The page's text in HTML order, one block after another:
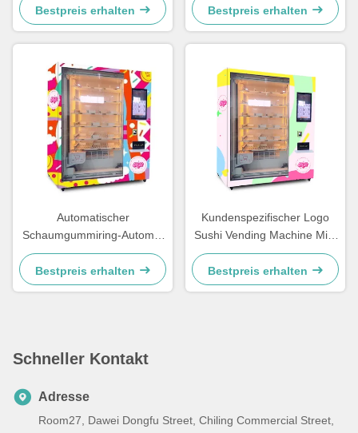
Kühlschrank
Bestpreis erhalten
kleinen Kuchens mit Aufzug
Bestpreis erhalten
Automatischer
Schaumgummiring-Automat
mit Kartenleser Vending
Machine US
Bestpreis erhalten
Kundenspezifischer Logo
Sushi Vending Machine Mini
backt Bento Cakes Vending
Machine zusammen
Bestpreis erhalten
Schneller Kontakt
Adresse
Room27, Dawei Dongfu Street, Chiling Commercial Street,